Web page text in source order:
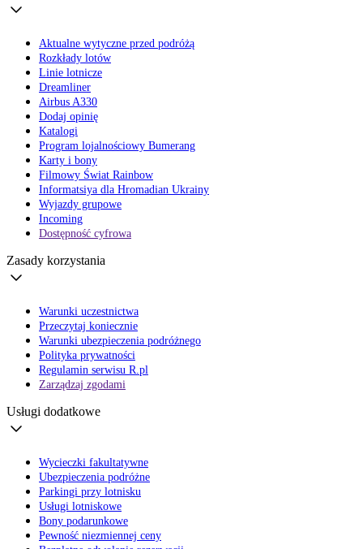
Aktualne wytyczne przed podróżą
Rozkłady lotów
Linie lotnicze
Dreamliner
Airbus A330
Dodaj opinię
Katalogi
Program lojalnościowy Bumerang
Karty i bony
Filmowy Świat Rainbow
Informatsiya dla Hromadian Ukrainy
Wyjazdy grupowe
Incoming
Dostępność cyfrowa
Zasady korzystania
Warunki uczestnictwa
Przeczytaj koniecznie
Warunki ubezpieczenia podróżnego
Polityka prywatności
Regulamin serwisu R.pl
Zarządzaj zgodami
Usługi dodatkowe
Wycieczki fakultatywne
Ubezpieczenia podróżne
Parkingi przy lotnisku
Usługi lotniskowe
Bony podarunkowe
Pewność niezmiennej ceny